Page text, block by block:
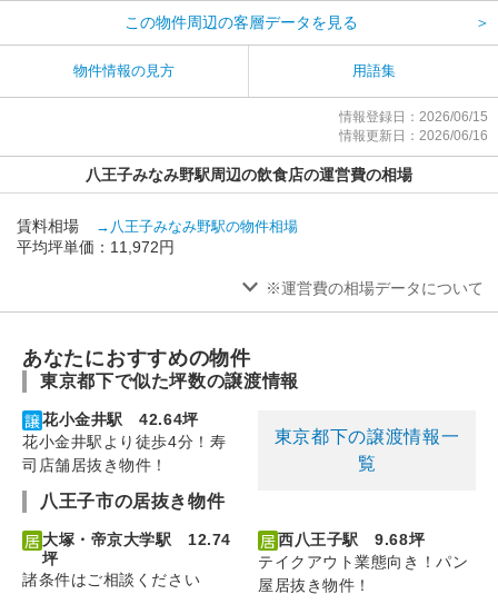
この物件周辺の客層データを見る ＞
物件情報の見方 用語集
情報登録日：2026/06/15
情報更新日：2026/06/16
八王子みなみ野駅周辺の飲食店の運営費の相場
賃料相場 →八王子みなみ野駅の物件相場
平均坪単価：11,972円
※運営費の相場データについて
あなたにおすすめの物件
東京都下で似た坪数の譲渡情報
花小金井駅 42.64坪
花小金井駅より徒歩4分！寿
司店舗居抜き物件！
東京都下の譲渡情報一
覧
八王子市の居抜き物件
大塚・帝京大学駅 12.74
坪
諸条件はご相談ください
西八王子駅 9.68坪
テイクアウト業態向き！パン
屋居抜き物件！